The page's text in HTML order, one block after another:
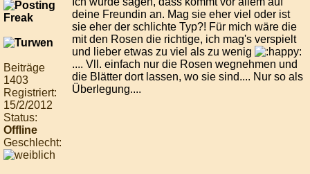
Beiträge
1403
Registriert:
15/2/2012
Status:
Offline
Geschlecht:
deine Freundin an. Mag sie eher viel oder ist
sie eher der schlichte Typ?! Für mich wäre die
mit den Rosen die richtige, ich mag's verspielt
und lieber etwas zu viel als zu wenig
.... Vll. einfach nur die Rosen wegnehmen und
die Blätter dort lassen, wo sie sind.... Nur so als
Überlegung....